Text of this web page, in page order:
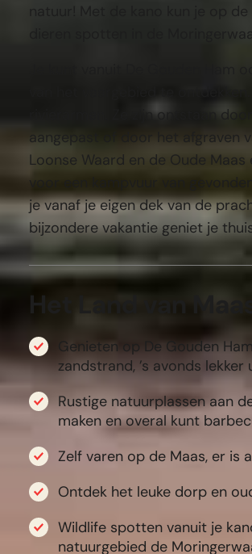
natuur! Met de kano kun je op
dieren spotten in de
van het vaargebied te
rivierarmen. Ze zijn ontstaan
aangepast of door het afgraven
Loonse Waard en de Oude
voor een kampvuur van
je vanaf je eigen dek van de
bijzondere vakantie geniet je thuis
Het Land van
Genieten op De Gouden
zandstrand, ’s avonds lekker
Rustige natuurplassen aan
maken en overal kunt
Zelf varen op de Maas, er is
Ontdek het leuke dorp en
Wildlife spotten vanuit je
natuurgebied de